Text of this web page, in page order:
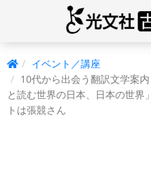
イベント／講座
10代から出会う翻訳文学案
と読む世界の日本、日本の世界
トは張競さん